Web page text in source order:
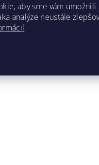
aby sme vám
analýze neustále